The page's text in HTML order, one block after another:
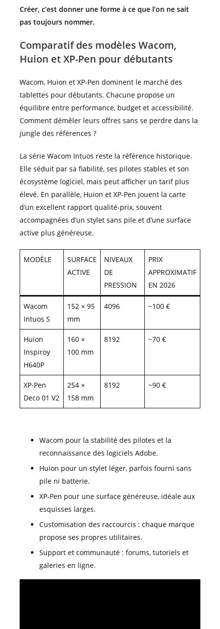
Créer, c’est donner une forme à ce que l’on ne sait
pas toujours nommer.
Comparatif des modèles Wacom,
Huion et XP-Pen pour débutants
Wacom, Huion et XP-Pen dominent le marché des
tablettes pour débutants. Chacune propose un
équilibre entre performance, budget et accessibilité.
Comment démêler leurs offres sans se perdre dans la
jungle des références ?
La série Wacom Intuos reste la référence historique.
Elle séduit par sa fiabilité, ses pilotes stables et son
écosystème logiciel, mais peut afficher un tarif plus
élevé. En parallèle, Huion et XP-Pen jouent la carte
d’un excellent rapport qualité-prix, souvent
accompagnées d’un stylet sans pile et d’une surface
active plus généreuse.
MODÈLE
SURFACE
ACTIVE
NIVEAUX
DE
PRESSION
PRIX
APPROXIMATIF
EN 2026
Wacom
Intuos S
152 × 95
mm
4096 ~100 €
Huion
Inspiroy
H640P
160 ×
100 mm
8192 ~70 €
XP-Pen
Deco 01 V2
254 ×
158 mm
8192 ~90 €
Wacom pour la stabilité des pilotes et la
reconnaissance des logiciels Adobe.
Huion pour un stylet léger, parfois fourni sans
pile ni batterie.
XP-Pen pour une surface généreuse, idéale aux
esquisses larges.
Customisation des raccourcis : chaque marque
propose ses propres utilitaires.
Support et communauté : forums, tutoriels et
galeries en ligne.